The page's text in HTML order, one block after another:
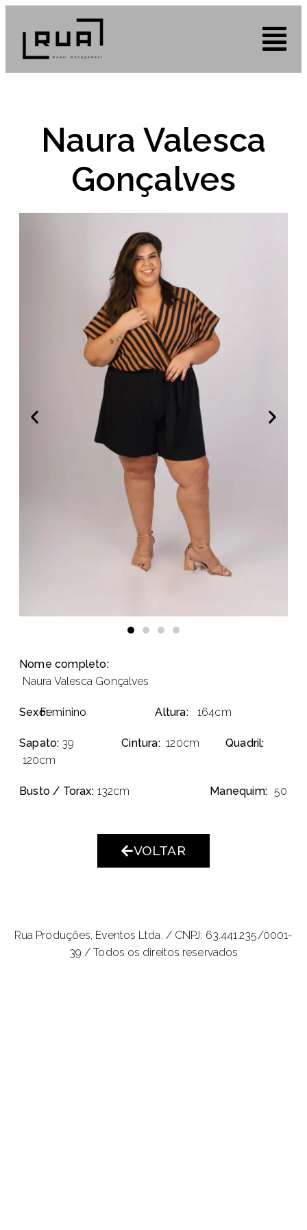
Naura Valesca
Gonçalves
Nome completo:
Naura Valesca Gonçalves
Sexo:Feminino Altura: 164cm
Sapato: 39 Cintura: 120cm
Quadril:
120cm
Busto / Torax: 132cm Manequim: 50
VOLTAR
Rua Produções, Eventos Ltda. / CNPJ: 63.441.235/0001-
39 / Todos os direitos reservados